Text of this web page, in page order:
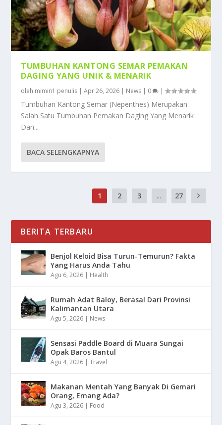
TUMBUHAN KANTONG SEMAR PEMAKAN
DAGING YANG UNIK & MENARIK
oleh mimin1 penulis |Apr 26, 2026 | News | 0 |
Tumbuhan Kantong Semar (Nepenthes) Merupakan
Salah Satu Tumbuhan Pemakan Daging Yang Menarik
Dan...
BACA SELENGKAPNYA
1 2 3 ... 27
BERITA TERBARU
Benjol Keloid Bisa Turun-Temurun? Fakta
Yang Harus Anda Tahu
Agu 6, 2026 | Health
Rumah Adat Baloy, Berasal Dari Provinsi
Kalimantan Utara
Agu 5, 2026 | News
Sensasi Paddle Board di Muara Sungai
Opak Baros Bantul
Agu 4, 2026 |Travel
Makanan Mentah Yang Banyak Di Gemari
Orang, Emang Ada?
Agu 3, 2026 | Food